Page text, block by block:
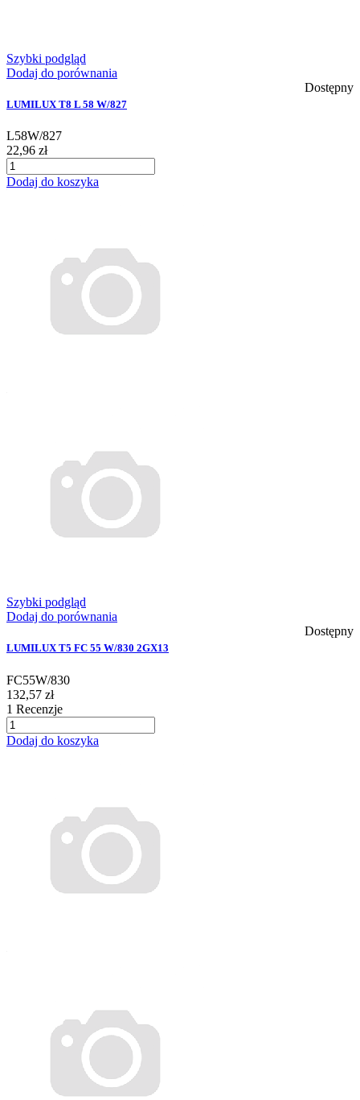
Szybki podgląd
Dodaj do porównania
Dostępny
LUMILUX T8 L 58 W/827
L58W/827
22,96 zł
Dodaj do koszyka
Szybki podgląd
Dodaj do porównania
Dostępny
LUMILUX T5 FC 55 W/830 2GX13
FC55W/830
132,57 zł
1 Recenzje
Dodaj do koszyka